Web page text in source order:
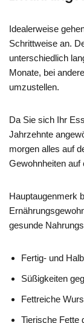
Idealerweise
Schrittweise an.
unterschiedlich
Monate, bei
umzustellen.
Da Sie sich Ihr
Jahrzehnte
morgen alles auf
Gewohnheiten auf
Hauptaugenmerk
gesunde
Fertig- und
Süßigkeiten
Fettreiche
Tierische Fette